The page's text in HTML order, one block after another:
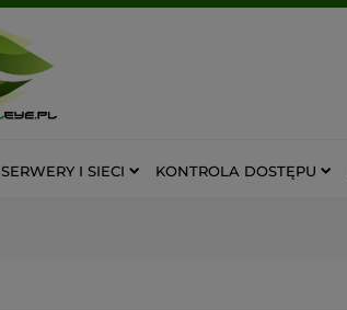
SERWERY I SIECI KONTROLA DOSTĘPU